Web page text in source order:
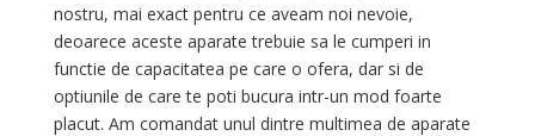
nostru, mai exact pentru ce aveam noi nevoie,
deoarece aceste aparate trebuie sa le cumperi in
functie de capacitatea pe care o ofera, dar si de
optiunile de care te poti bucura intr-un mod foarte
placut. Am comandat unul dintre multimea de aparate